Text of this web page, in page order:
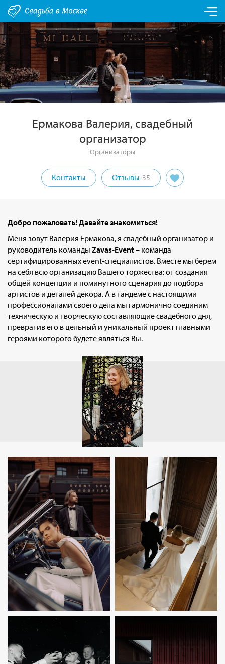
Ермакова Валерия, свадебный
организатор
Организаторы
Контакты Отзывы 35
Добро пожаловать! Давайте знакомиться!
Меня зовут Валерия Ермакова, я свадебный организатор и
руководитель команды Zavas-Event– команда
сертифицированных event-специалистов. Вместе мы берем
на себя всю организацию Вашего торжества: от создания
общей концепции и поминутного сценария до подбора
артистов и деталей декора. А в тандеме с настоящими
профессионалами своего дела мы гармонично соединим
техническую и творческую составляющие свадебного дня,
превратив его в цельный и уникальный проект главными
героями которого будете являться Вы.